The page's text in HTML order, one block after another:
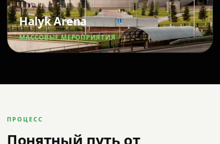
Halyk Arena
МАССОВЫЕ МЕРОПРИЯТИЯ
ПРОЦЕСС
Понятный путь от